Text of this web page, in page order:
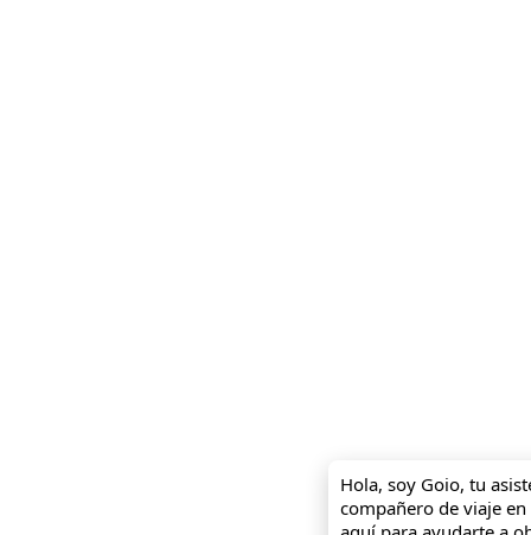
Hola, soy Goio, tu
compañero de viaje